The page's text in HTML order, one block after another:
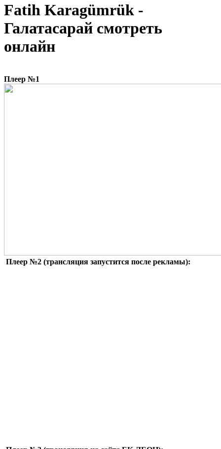
Fatih Karagümrük -
Галатасарай смотреть
онлайн
Плеер №1
Плеер №2 (трансляция запустится после рекламы):